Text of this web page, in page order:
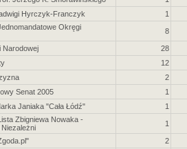
Hyrczyk-Franczyk
1
Okręgi
8
Narodowej
28
12
2
Senat 2005
1
Janiaka "Cała Łódź"
1
Zbigniewa Nowaka -
1
2